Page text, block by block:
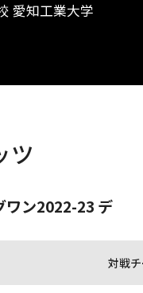
愛知工業大学
ツ
ワン2022-23 デ
対戦